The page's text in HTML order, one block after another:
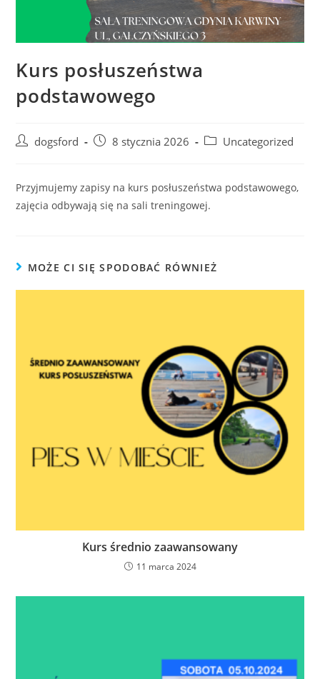
Kurs posłuszeństwa
podstawowego
Postdogsford
Post8 stycznia 2026
PostUncategorized
Przyjmujemy zapisy na kurs posłuszeństwa podstawowego,
zajęcia odbywają się na sali treningowej.
MOŻE CI SIĘ SPODOBAĆ RÓWNIEŻ
Kurs średnio zaawansowany
11 marca 2024